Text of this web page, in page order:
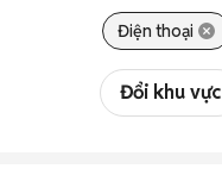
Điện thoại
Đổi khu vực